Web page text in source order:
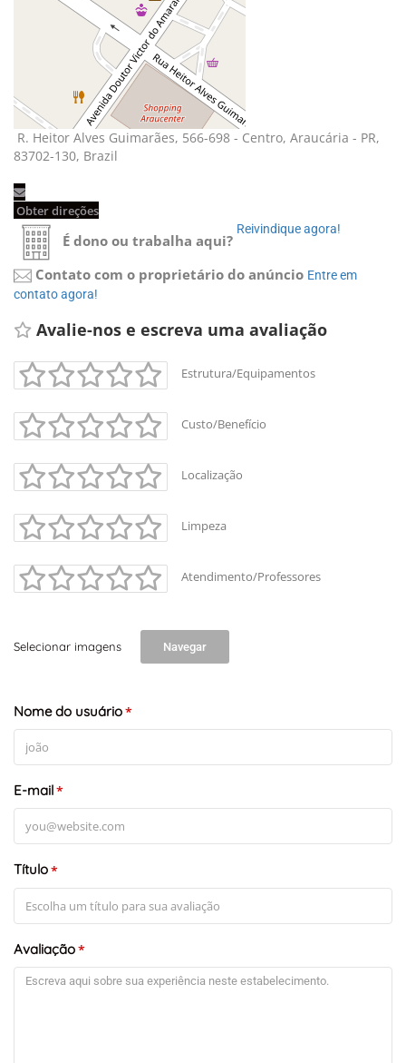
+-
Leaflet
R. Heitor Alves Guimarães, 566-698 - Centro, Araucária - PR,
83702-130, Brazil
Obter direções
É dono ou trabalha aqui?
Reivindique agora!
Contato com o proprietário do anúncio Entre em
contato agora!
Avalie-nos e escreva uma avaliação
Estrutura/Equipamentos
Custo/Benefício
Localização
Limpeza
Atendimento/Professores
Selecionar imagens Navegar
Nome do usuário*
E-mail*
Título*
Avaliação*